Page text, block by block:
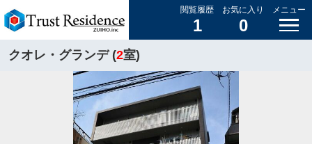
閲覧履歴
1
お気に入り
0
メニュー
クオレ・グランデ (2室)